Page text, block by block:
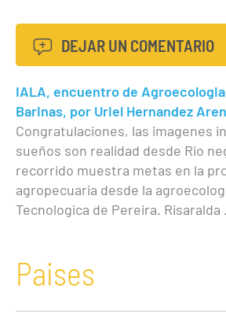
DEJAR UN COMENTARIO
IALA, encuentro de
Barinas, por Uriel Hernandez
Congratulaciones, las imagenes
sueños son realidad desde Rio
recorrido muestra metas en la
agropecuaria desde la
Tecnologica de Pereira. Risaralda
Paises